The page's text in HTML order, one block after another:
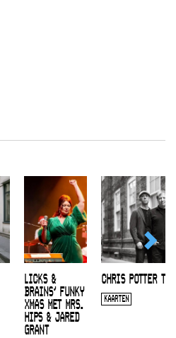
LICKS &
BRAINS’ FUNKY
XMAS MET MRS.
HIPS & JARED
GRANT
CHRIS POTTER
KAARTEN